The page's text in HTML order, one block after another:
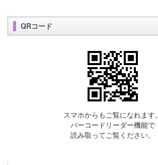
QRコード
スマホからもご覧になれます。
バーコードリーダー機能で
読み取ってご覧ください。